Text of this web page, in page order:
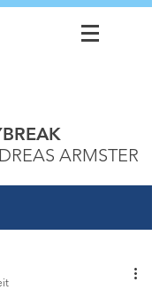
ARMSTER